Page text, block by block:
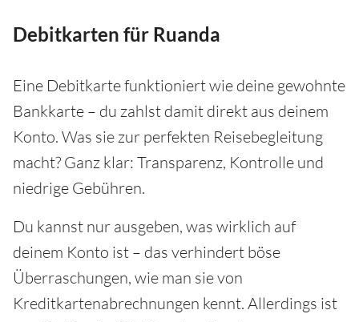
Debitkarten für Ruanda
Eine Debitkarte funktioniert wie deine gewohnte
Bankkarte – du zahlst damit direkt aus deinem
Konto. Was sie zur perfekten Reisebegleitung
macht? Ganz klar: Transparenz, Kontrolle und
niedrige Gebühren.
Du kannst nur ausgeben, was wirklich auf
deinem Konto ist – das verhindert böse
Überraschungen, wie man sie von
Kreditkartenabrechnungen kennt. Allerdings ist